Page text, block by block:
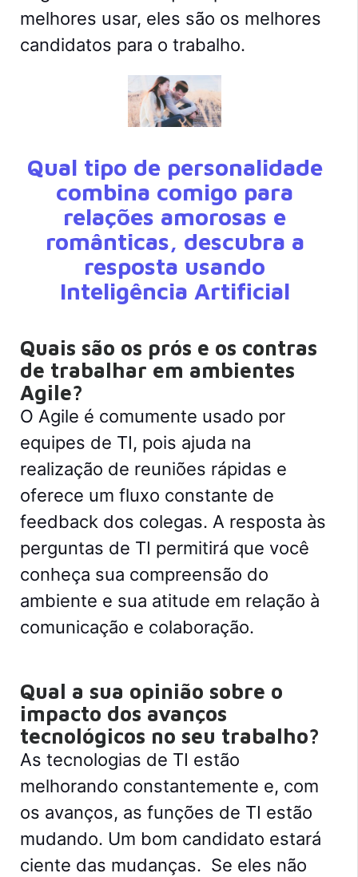
melhores usar, eles são os melhores
candidatos para o trabalho.
Qual tipo de personalidade
combina comigo para
relações amorosas e
românticas, descubra a
resposta usando
Inteligência Artificial
Quais são os prós e os contras
de trabalhar em ambientes
Agile?
O Agile é comumente usado por
equipes de TI, pois ajuda na
realização de reuniões rápidas e
oferece um fluxo constante de
feedback dos colegas. A resposta às
perguntas de TI permitirá que você
conheça sua compreensão do
ambiente e sua atitude em relação à
comunicação e colaboração.
Qual a sua opinião sobre o
impacto dos avanços
tecnológicos no seu trabalho?
As tecnologias de TI estão
melhorando constantemente e, com
os avanços, as funções de TI estão
mudando. Um bom candidato estará
ciente das mudanças. Se eles não